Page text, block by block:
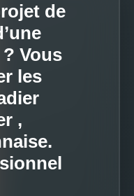
de
Vous
les
,